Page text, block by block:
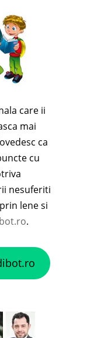
care ii
mai
ca
cu
nesuferiti
lene si
.